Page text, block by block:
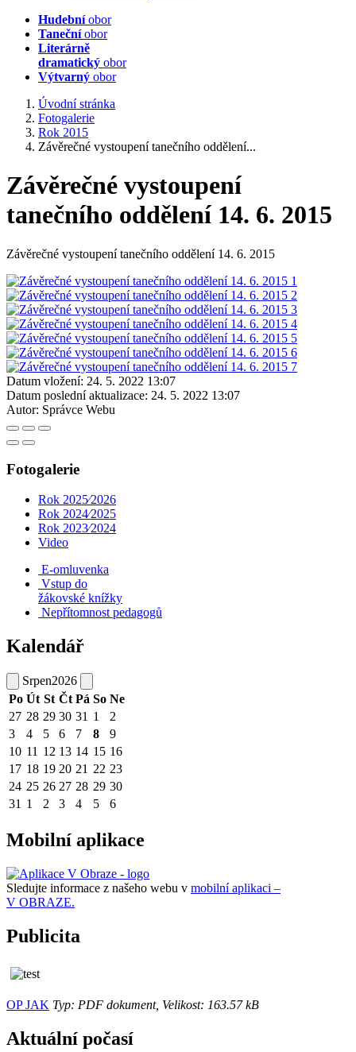
Hudebníobor
Tanečníobor
Literárně
dramatický obor
Výtvarný obor
Úvodní stránka
Fotogalerie
Rok 2015
Závěrečné vystoupení tanečního oddělení...
Závěrečné vystoupení
tanečního oddělení 14. 6. 2015
Závěrečné vystoupení tanečního oddělení 14. 6. 2015
Datum vložení: 24. 5. 2022 13:07
Datum poslední aktualizace: 24. 5. 2022 13:07
Autor: Správce Webu
Fotogalerie
Rok 2025⁄2026
Rok 2024⁄2025
Rok 2023⁄2024
Video
E-omluvenka
Vstup do
žákovské knížky
Nepřítomnost pedagogů
Kalendář
Srpen2026
Po Út St Čt Pá So Ne
27 28 29 30 31 1
2
3
4 5 6 7 8
9
10 11 12 13 14 15 16
17 18 19 20 21 22 23
24 25 26 27 28 29 30
31 1 2 3 4 5 6
Mobilní aplikace
Sledujte informace z našeho webu v mobilní aplikaci –
V OBRAZE.
Publicita
OP JAK Typ: PDF dokument, Velikost: 163.57 kB
Aktuální počasí